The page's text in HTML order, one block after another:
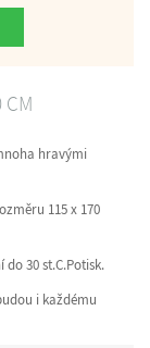
CM
hravými
115 x 170
30 st.C.Potisk.
i každému